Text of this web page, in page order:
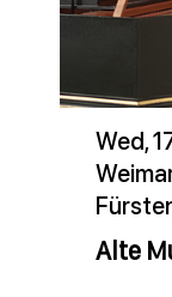
Wed,
Alte